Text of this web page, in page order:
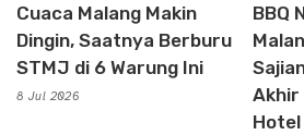
Cuaca Malang Makin
Dingin, Saatnya Berburu
STMJ di 6 Warung Ini
8 Jul 2026
BBQ
Akhir
Hotel